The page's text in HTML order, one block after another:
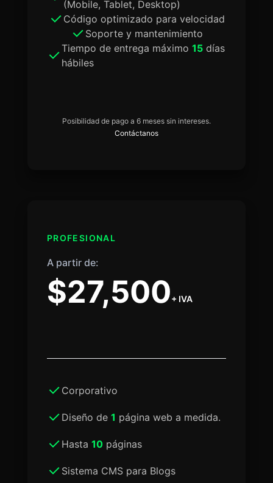
(Mobile, Tablet, Desktop)
Código optimizado para velocidad
Soporte y mantenimiento
Tiempo de entrega máximo 15días
hábiles
Posibilidad de pago a 6 meses sin intereses.
Contáctanos
PROFESIONAL
A partir de:
$27,500+ IVA
Corporativo
Diseño de 1 página web a medida.
Hasta 10páginas
Sistema CMS para Blogs